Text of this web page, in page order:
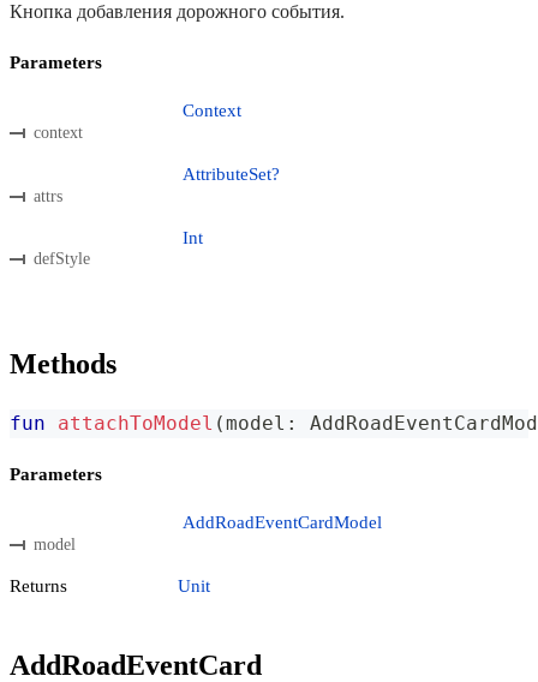
Кнопка добавления дорожного события.
Parameters
context
Context
attrs
AttributeSet?
defStyle
Int
Methods
fun attachToModel (model :
Parameters
model
AddRoadEventCardModel
Returns Unit
AddRoadEventCard